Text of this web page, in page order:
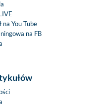
na You Tube
na FB